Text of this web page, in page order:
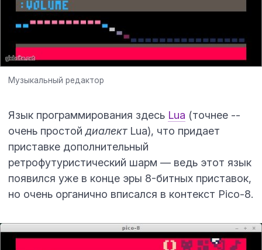
Музыкальный редактор
Язык программирования здесь Lua (точнее ­--
очень простой диалектLua), что придает
приставке дополнительный
ретрофутуристический шарм — ведь этот язык
появился уже в конце эры 8-битных приставок,
но очень органично вписался в контекст Pico-8.